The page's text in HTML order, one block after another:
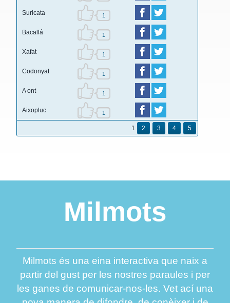
1 2 3 4 5
Suricata 1
Bacallá 1
Xafat 1
Codonyat 1
A ont 1
Aixopluc 1
Milmots
Milmots és una eina interactiva que naix a
partir del gust per les nostres paraules i per
les ganes de comunicar-nos-les. Vet ací una